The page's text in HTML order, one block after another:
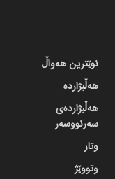
نوێترین هەواڵ
هەڵبژاردە
هەڵبژاردەی
سەرنووسەر
وتار
وتووێژ